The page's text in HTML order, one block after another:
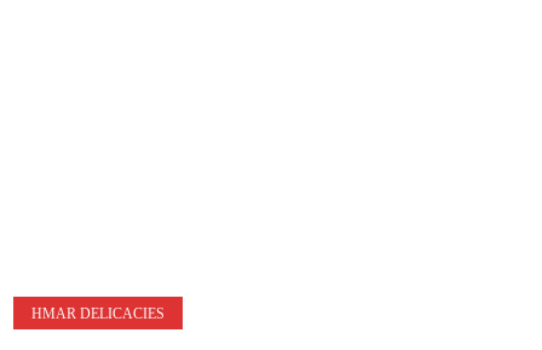
HMAR DELICACIES